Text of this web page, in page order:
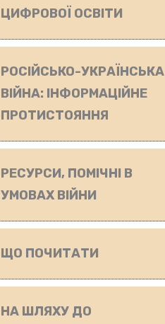
ЦИФРОВОЇ ОСВІТИ
РОСІЙСЬКО-УКРАЇНСЬКА
ВІЙНА: ІНФОРМАЦІЙНЕ
ПРОТИСТОЯННЯ
РЕСУРСИ, ПОМІЧНІ В
УМОВАХ ВІЙНИ
ЩО ПОЧИТАТИ
НА ШЛЯХУ ДО